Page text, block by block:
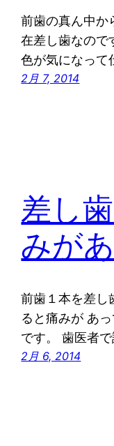
前歯の真ん中か
在差し歯なので
色が気になっ
2月 7, 2014
差し
みが
前歯１本を差し
ると痛みが あ
です。 歯医者
2月 6, 2014